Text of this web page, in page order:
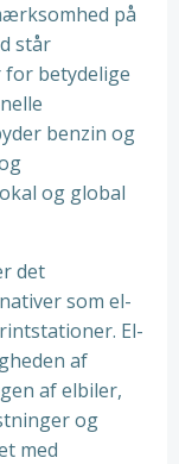
på
står
betydelige
benzin og
og global
det
som el-
El-
af
af elbiler,
og
med